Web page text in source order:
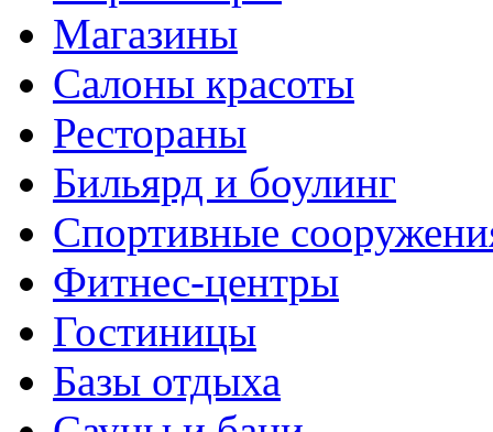
Магазины
Салоны красоты
Рестораны
Бильярд и боулинг
Спортивные
Фитнес-центры
Гостиницы
Базы отдыха